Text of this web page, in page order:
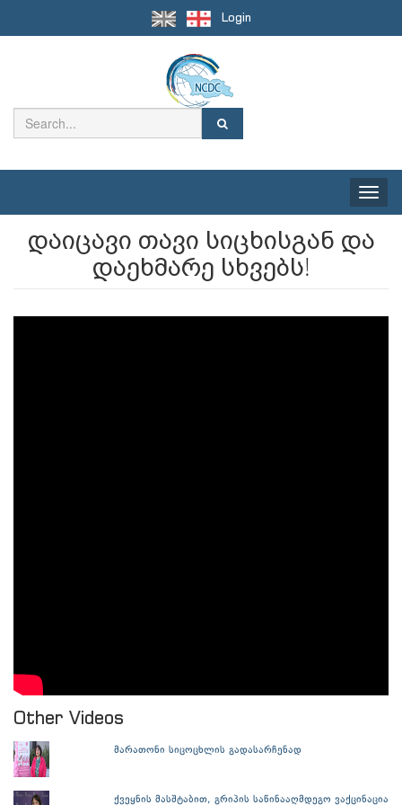
Login
Toggle
დაიცავი თავი სიცხისგან და
დაეხმარე სხვებს!
Other Videos
მარათონი სიცოცხლის გადასარჩენად
ქვეყნის მასშტაბით, გრიპის საწინააღმდეგო ვაქცინაცია